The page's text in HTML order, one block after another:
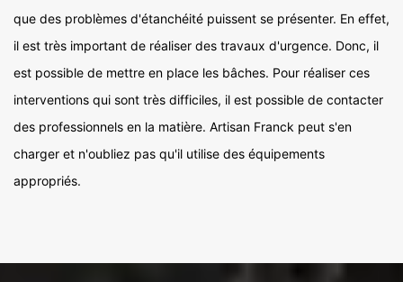
que des problèmes d'étanchéité puissent se présenter. En effet,
il est très important de réaliser des travaux d'urgence. Donc, il
est possible de mettre en place les bâches. Pour réaliser ces
interventions qui sont très difficiles, il est possible de contacter
des professionnels en la matière. Artisan Franck peut s'en
charger et n'oubliez pas qu'il utilise des équipements
appropriés.